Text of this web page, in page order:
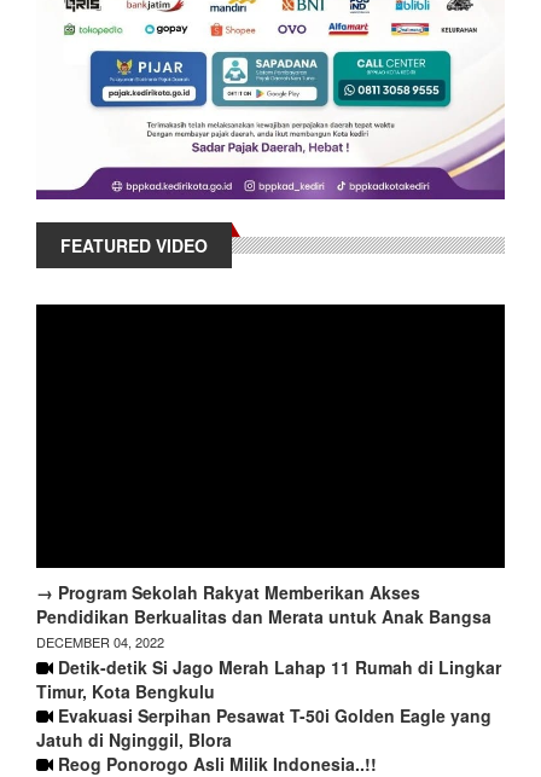
FEATURED VIDEO
→ Program Sekolah Rakyat Memberikan Akses
Pendidikan Berkualitas dan Merata untuk Anak Bangsa
DECEMBER 04, 2022
Detik-detik Si Jago Merah Lahap 11 Rumah di Lingkar
Timur, Kota Bengkulu
Evakuasi Serpihan Pesawat T-50i Golden Eagle yang
Jatuh di Nginggil, Blora
Reog Ponorogo Asli Milik Indonesia..!!